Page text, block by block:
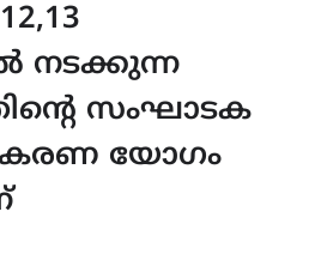
നടക്കുന്ന
സംഘാടക
യോഗം